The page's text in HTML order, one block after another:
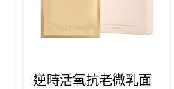
逆時活氧抗老微乳面